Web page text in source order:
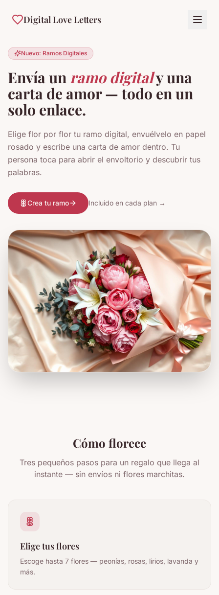
Digital Love Letters
Nuevo: Ramos Digitales
Envía unramo digitaly una
carta de amor — todo en un
solo enlace.
Elige flor por flor tu ramo digital, envuélvelo en papel
rosado y escribe una carta de amor dentro. Tu
persona toca para abrir el envoltorio y descubrir tus
palabras.
Crea tu ramo Incluido en cada plan →
Cómo florece
Tres pequeños pasos para un regalo que llega al
instante — sin envíos ni flores marchitas.
Elige tus flores
Escoge hasta 7 flores — peonías, rosas, lirios, lavanda y
más.